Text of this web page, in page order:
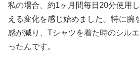
私の場合、約1ヶ月間毎日20分使用
える変化を感じ始めました。特に腕
感が減り、Tシャツを着た時のシル
ったんです。